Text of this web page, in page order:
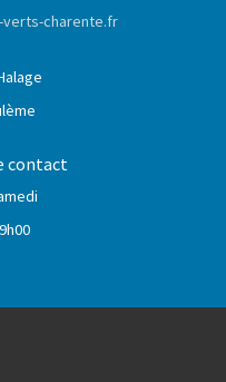
charente.fr
contact